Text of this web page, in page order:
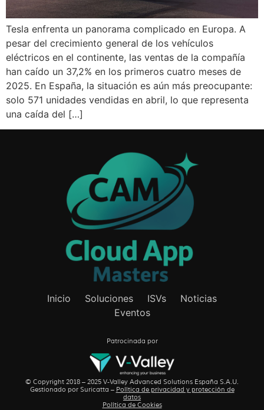
Tesla enfrenta un panorama complicado en Europa. A
pesar del crecimiento general de los vehículos
eléctricos en el continente, las ventas de la compañía
han caído un 37,2% en los primeros cuatro meses de
2025. En España, la situación es aún más preocupante:
solo 571 unidades vendidas en abril, lo que representa
una caída del […]
Inicio Soluciones ISVs
Noticias
Eventos
Patrocinada por
© Copyright 2018 – 2025 V-Valley Advanced Solutions España S.A.U.
Gestionado por Suricatta – Política de privacidad y protección de
datos
Política de Cookies